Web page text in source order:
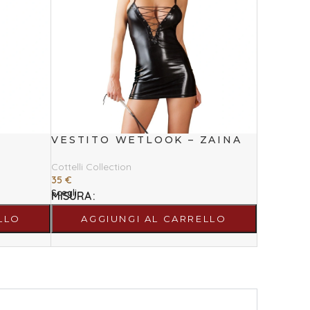
VESTITO WETLOOK – ZAINA
Cottelli Collection
35€
Scegli
MISURA
AGGIUNGI AL CARRELLO